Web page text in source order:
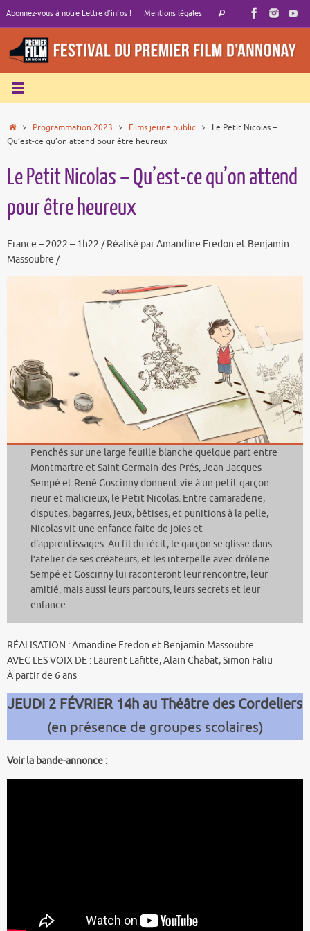
contenu
Abonnez-vous à notre Lettre d’infos ! Mentions légales
Recherche
Rechercher
AccueilProgrammation 2023 Films jeune public
Le Petit Nicolas –
Qu’est-ce qu’on attend pour être heureux
Le Petit Nicolas – Qu’est-ce qu’on attend
pour être heureux
France – 2022 – 1h22 / Réalisé par Amandine Fredon et Benjamin
Massoubre /
Penchés sur une large feuille blanche quelque part entre
Montmartre et Saint-Germain-des-Prés, Jean-Jacques
Sempé et René Goscinny donnent vie à un petit garçon
rieur et malicieux, le Petit Nicolas. Entre camaraderie,
disputes, bagarres, jeux, bêtises, et punitions à la pelle,
Nicolas vit une enfance faite de joies et
d’apprentissages. Au fil du récit, le garçon se glisse dans
l’atelier de ses créateurs, et les interpelle avec drôlerie.
Sempé et Goscinny lui raconteront leur rencontre, leur
amitié, mais aussi leurs parcours, leurs secrets et leur
enfance.
RÉALISATION : Amandine Fredon et Benjamin Massoubre
AVEC LES VOIX DE : Laurent Lafitte, Alain Chabat, Simon Faliu
À partir de 6 ans
JEUDI 2 FÉVRIER 14h au Théâtre des Cordeliers
(en présence de groupes scolaires)
Voir la bande-annonce :